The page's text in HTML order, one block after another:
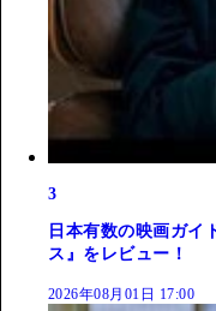
3
日本有数の映画ガイ
ス』をレビュー！
2026年08月01日 17:00